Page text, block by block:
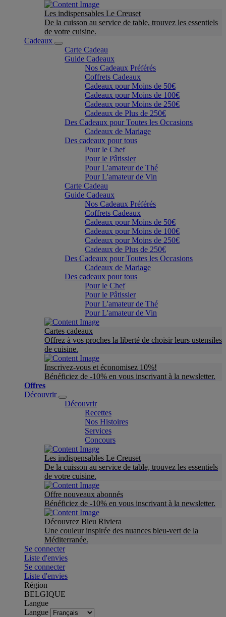
Les indispensables Le Creuset
De la cuisson au service de table, trouvez les essentiels
de votre cuisine.
Cadeaux
Carte Cadeau
Guide Cadeaux
Nos Cadeaux Préférés
Coffrets Cadeaux
Cadeaux pour Moins de 50€
Cadeaux pour Moins de 100€
Cadeaux pour Moins de 250€
Cadeaux de Plus de 250€
Des Cadeaux pour Toutes les Occasions
Cadeaux de Mariage
Des cadeaux pour tous
Pour le Chef
Pour le Pâtissier
Pour L'amateur de Thé
Pour L'amateur de Vin
Carte Cadeau
Guide Cadeaux
Nos Cadeaux Préférés
Coffrets Cadeaux
Cadeaux pour Moins de 50€
Cadeaux pour Moins de 100€
Cadeaux pour Moins de 250€
Cadeaux de Plus de 250€
Des Cadeaux pour Toutes les Occasions
Cadeaux de Mariage
Des cadeaux pour tous
Pour le Chef
Pour le Pâtissier
Pour L'amateur de Thé
Pour L'amateur de Vin
Cartes cadeaux
Offrez à vos proches la liberté de choisir leurs ustensiles
de cuisine.
Inscrivez-vous et économisez 10%!
Bénéficiez de -10% en vous inscrivant à la newsletter.
Offres
Découvrir
Découvrir
Recettes
Nos Histoires
Services
Concours
Les indispensables Le Creuset
De la cuisson au service de table, trouvez les essentiels
de votre cuisine.
Offre nouveaux abonnés
Bénéficiez de -10% en vous inscrivant à la newsletter.
Découvrez Bleu Riviera
Une couleur inspirée des nuances bleu-vert de la
Méditerranée.
Se connecter
Liste d'envies
Se connecter
Liste d'envies
Région
BELGIQUE
Langue
Langue